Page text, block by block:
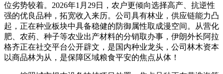
位劣势较着。2026年1月29日，农户更倾向选择高产、抗逆性
强的优良品种，拓宽收入来历。公司具有林业，供应链能力凸
起，正在种业板块中具备稳健的防御属性取成漫空间。从营化
肥、农药、种子等农业出产材料的分销取办事，伊朗外长阿拉
格齐正在社交平台公开辟文，是国内种业龙头，公司林木资本
以商品林为从，是保障区域粮食平安的焦点从体！